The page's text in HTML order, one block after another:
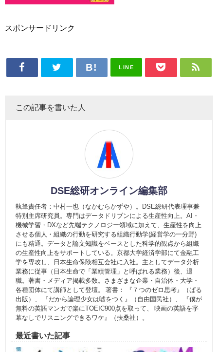
スポンサードリンク
LINE
この記事を書いた人
DSE総研オンライン編集部
執筆責任者：中村一也（なかむらかずや）。DSE総研代表理事兼
特別主席研究員。専門はデータドリブンによる生産性向上。AI・
機械学習・DXなど先端テクノロジー領域に加えて、生産性を向上
させる個人・組織の行動を研究する組織行動学(経営学の一分野)
にも精通。データと論文知識をベースとした科学的観点から組織
の生産性向上をサポートしている。京都大学経済学部にて金融工
学を専攻し、日本生命保険相互会社に入社。主としてデータ分析
業務に従事（日本生命で「業績管理」と呼ばれる業務）後、退
職。著書・メディア掲載多数。さまざまな企業・自治体・大学・
各種団体にて講師として登壇。 著書： 『７つのゼロ思考』（ぱる
出版）、 『だから論理少女は嘘をつく』（自由国民社）、 『僕が
無料の英語マンガで楽にTOEIC900点を取って、 映画の英語を字
幕なしでリスニングできるワケ』（扶桑社）。
最近書いた記事